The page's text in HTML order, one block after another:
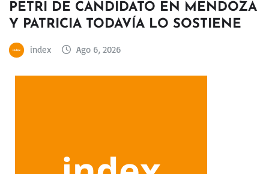
PETRI DE CANDIDATO EN MENDOZA
Y PATRICIA TODAVÍA LO SOSTIENE
index Ago 6, 2026